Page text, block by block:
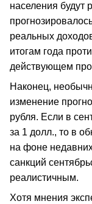
населения будут
реальных
итогам года
действующем
Наконец,
изменение
рубля. Если в
за 1 долл., то в
на фоне
санкций
реалистичным.
Хотя мнения